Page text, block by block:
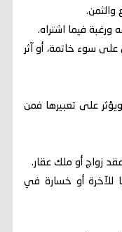
والثمن.
ورغبة فيما اشتراه.
على سوء خاتمة، أو آثر
ويؤثر على تعبيرها فمن
زواج أو ملك عقار.
للآخرة أو خسارة في